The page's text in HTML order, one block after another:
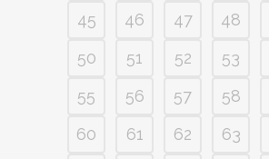
45
46 47 48
50
51 52 53
55
56 57 58
60
61 62 63